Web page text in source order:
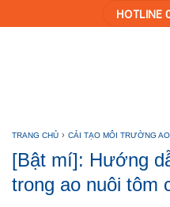
to
HOTLINE
TRANG CHỦ › CẢI TẠO MÔI TRƯỜNG AO
[Bật mí]: Hướng
trong ao nuôi tôm